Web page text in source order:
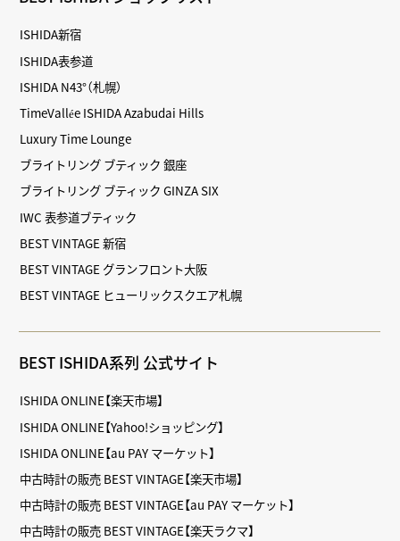
ISHIDA新宿
ISHIDA表参道
ISHIDA N43°（札幌）
TimeVallée ISHIDA Azabudai Hills
Luxury Time Lounge
ブライトリング ブティック 銀座
ブライトリング ブティック GINZA SIX
IWC 表参道ブティック
BEST VINTAGE 新宿
BEST VINTAGE グランフロント大阪
BEST VINTAGE ヒューリックスクエア札幌
BEST ISHIDA系列 公式サイト
ISHIDA ONLINE【楽天市場】
ISHIDA ONLINE【Yahoo!ショッピング】
ISHIDA ONLINE【au PAY マーケット】
中古時計の販売 BEST VINTAGE【楽天市場】
中古時計の販売 BEST VINTAGE【au PAY マーケット】
中古時計の販売 BEST VINTAGE【楽天ラクマ】